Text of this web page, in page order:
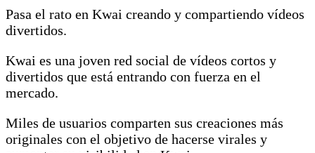
Pasa el rato en Kwai creando y compartiendo vídeos
divertidos.
Kwai es una joven red social de vídeos cortos y
divertidos que está entrando con fuerza en el
mercado.
Miles de usuarios comparten sus creaciones más
originales con el objetivo de hacerse virales y